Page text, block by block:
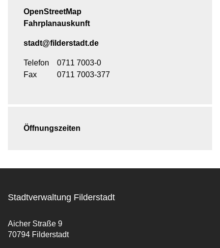
OpenStreetMap
Fahrplanauskunft
stadt@filderstadt.de
Telefon
0711 7003-0
Fax
0711 7003-377
Öffnungszeiten
Stadtverwaltung Filderstadt
Aicher Straße 9
70794 Filderstadt